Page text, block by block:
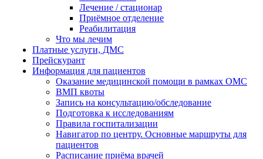
Лечение / стационар
Приёмное отделение
Реабилитация
Что мы лечим
Платные услуги, ДМС
Прейскурант
Информация для пациентов
Оказание медицинской помощи в рамках ОМС
ВМП квоты
Запись на консультацию/обследование
Подготовка к исследованиям
Правила госпитализации
Навигатор по центру. Основные маршруты для
пациентов
Расписание приёма врачей